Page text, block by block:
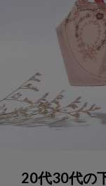
20代30代の